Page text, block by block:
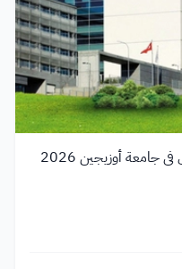
جامعة أوزيجين 2026